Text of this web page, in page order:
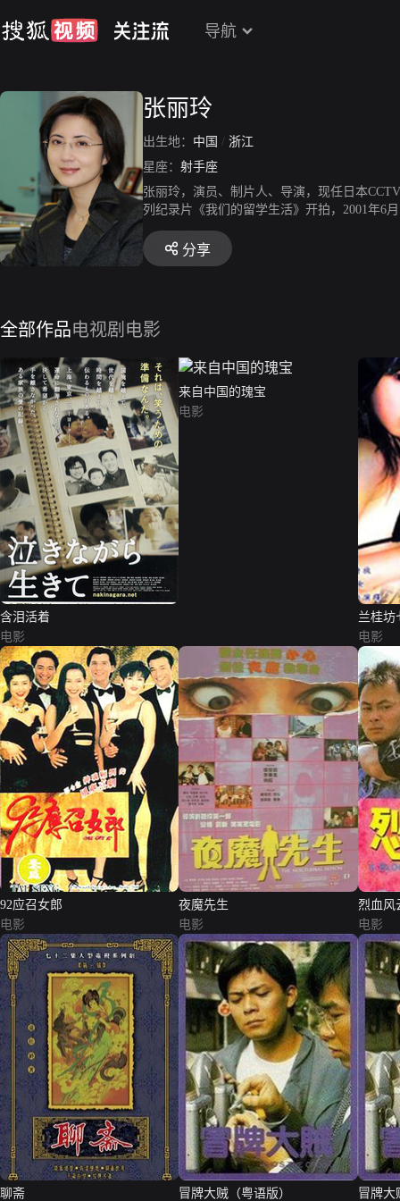
导航
张丽玲
出生地： 中国 / 浙江
星座： 射手座
张丽玲，演员、制片人、导演，现任日本
列纪录片《我们的留学生活》开拍，2001年6
“最佳策划”和“最佳纪录片”两项桂冠。2006
送文化基金奖”纪录片大奖。
分享
全部作品电视剧 电影
含泪活着
电影
来自中国的瑰宝
电影
兰桂坊
电影
92应召女郎
电影
夜魔先生
电影
烈血风
电影
聊斋
冒牌大贼（粤语版）
冒牌大